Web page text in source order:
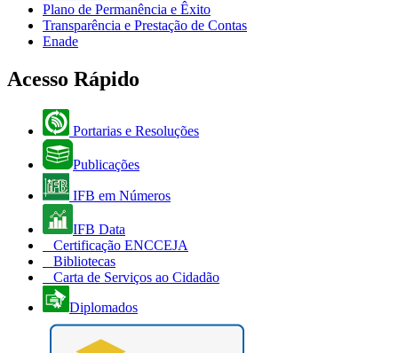
Plano de Permanência e Êxito
Transparência e Prestação de Contas
Enade
Acesso Rápido
Portarias e Resoluções
Publicações
IFB em Números
IFB Data
Certificação ENCCEJA
Bibliotecas
Carta de Serviços ao Cidadão
Diplomados